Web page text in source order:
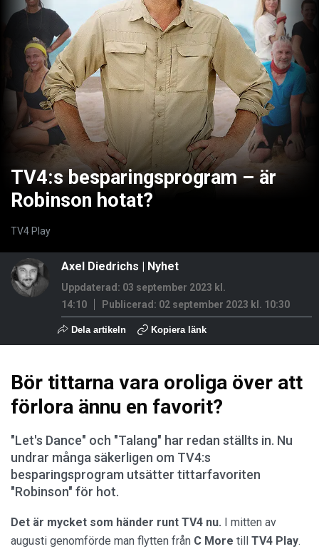
TV4:s besparingsprogram – är
Robinson hotat?
TV4 Play
Axel Diedrichs | Nyhet
Uppdaterad: 03 september 2023 kl.
14:10
Publicerad: 02 september 2023 kl. 10:30
Dela artikeln Kopiera länk
Bör tittarna vara oroliga över att
förlora ännu en favorit?
"Let's Dance" och "Talang" har redan ställts in. Nu
undrar många säkerligen om TV4:s
besparingsprogram utsätter tittarfavoriten
"Robinson" för hot.
Det är mycket som händer runt TV4 nu. I mitten av
augusti genomförde man flytten från C More till TV4 Play.